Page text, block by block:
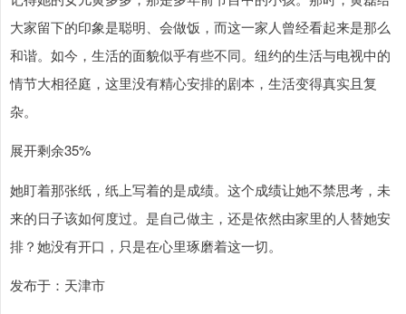
大家留下的印象是聪明、会做饭，而这一家人曾经看起来是那么
和谐。如今，生活的面貌似乎有些不同。纽约的生活与电视中的
情节大相径庭，这里没有精心安排的剧本，生活变得真实且复
杂。
展开剩余35%
她盯着那张纸，纸上写着的是成绩。这个成绩让她不禁思考，未
来的日子该如何度过。是自己做主，还是依然由家里的人替她安
排？她没有开口，只是在心里琢磨着这一切。
发布于：天津市